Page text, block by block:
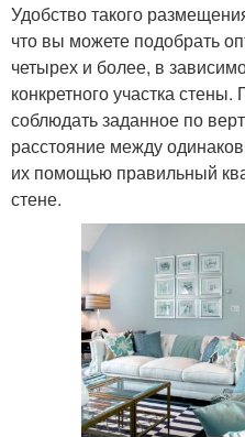
Удобство такого
что вы можете подобрать
четырех и более, в
конкретного участка
соблюдать заданное по
расстояние между
их помощью правильный
стене.